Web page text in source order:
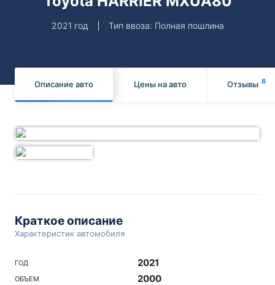
2021 год Тип ввоза: Полная пошлина
Описание авто Цены на авто Отзывы 8
Краткое описание
Характеристик автомобиля
ГОД 2021
ОБЪЕМ 2000